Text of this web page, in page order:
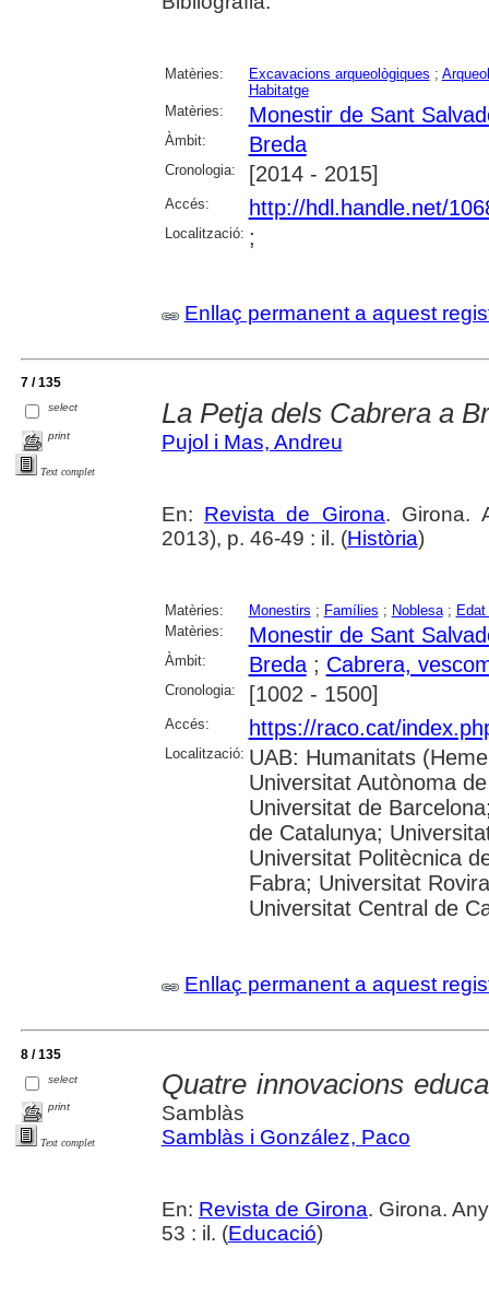
Matèries: Excavacions arqueològiques ;
Habitatge
Matèries:
Monestir de Sant
Àmbit: Breda
Cronologia: [2014 - 2015]
Accés: http://hdl.handle.net/
Localització: ;
Enllaç permanent a aquest
7 / 135
select
print
Text complet
La Petja dels Cabrera a
Pujol i Mas, Andreu
En: Revista de Girona. Girona.
2013), p. 46-49 : il. (Història)
Matèries: Monestirs ; Famílies ; Noblesa;
Matèries:
Monestir de Sant
Àmbit: Breda; Cabrera,
Cronologia: [1002 - 1500]
Accés: https://raco.cat/
Localització: UAB: Humanitats
Universitat Autònoma
Universitat de
de Catalunya;
Universitat Politècnica
Fabra; Universitat
Universitat Central de
Enllaç permanent a aquest
8 / 135
select
print
Text complet
Quatre innovacions
Samblàs
Samblàs i González, Paco
En: Revista de Girona. Girona.
53 : il. (Educació)